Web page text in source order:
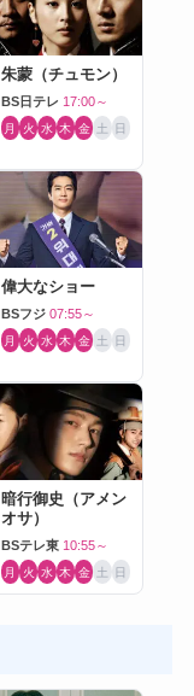
朱蒙（チュモン）
BS日テレ 17:00～
月 火 水 木 金 土 日
偉大なショー
BSフジ 07:55～
月 火 水 木 金 土 日
暗行御史（アメン
オサ）
BSテレ東 10:55～
月 火 水 木 金 土 日